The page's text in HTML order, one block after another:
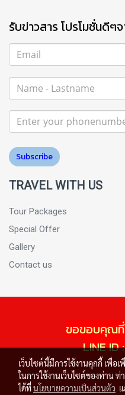
รับข่าวสาร โปรโมชั่นดีๆจ
Subscribe
TRAVEL WITH US
Tour Packages
Special Offer
Gallery
Contact us
ขอขอบคุณที่
LINE
เว็บไซต์นี้มีการใช้งานคุกกี้ เพื่
ในการใช้งานเว็บไซต์ของท่าน
ได้ที่นโยบายความเป็นส่วนตัว